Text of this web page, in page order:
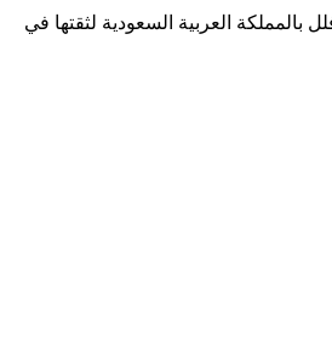
العربية السعودية لثقتها في